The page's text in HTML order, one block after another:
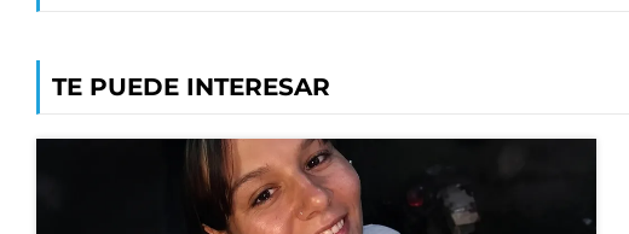
TE PUEDE INTERESAR